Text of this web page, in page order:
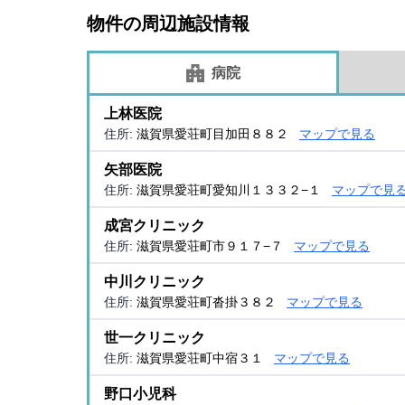
物件の周辺施設情報
病院
上林医院
住所: 滋賀県愛荘町目加田８８２ マップで見る
矢部医院
住所: 滋賀県愛荘町愛知川１３３２−１ マップで見る
成宮クリニック
住所: 滋賀県愛荘町市９１７−７ マップで見る
中川クリニック
住所: 滋賀県愛荘町沓掛３８２ マップで見る
世一クリニック
住所: 滋賀県愛荘町中宿３１ マップで見る
野口小児科